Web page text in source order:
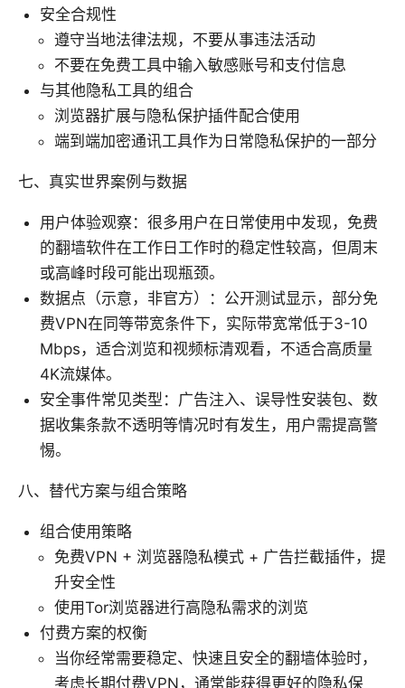
安全合规性
遵守当地法律法规，不要从事违法活动
不要在免费工具中输入敏感账号和支付信息
与其他隐私工具的组合
浏览器扩展与隐私保护插件配合使用
端到端加密通讯工具作为日常隐私保护的一部分
七、真实世界案例与数据
用户体验观察：很多用户在日常使用中发现，免费
的翻墙软件在工作日工作时的稳定性较高，但周末
或高峰时段可能出现瓶颈。
数据点（示意，非官方）：公开测试显示，部分免
费VPN在同等带宽条件下，实际带宽常低于3-10
Mbps，适合浏览和视频标清观看，不适合高质量
4K流媒体。
安全事件常见类型：广告注入、误导性安装包、数
据收集条款不透明等情况时有发生，用户需提高警
惕。
八、替代方案与组合策略
组合使用策略
免费VPN + 浏览器隐私模式 + 广告拦截插件，提
升安全性
使用Tor浏览器进行高隐私需求的浏览
付费方案的权衡
当你经常需要稳定、快速且安全的翻墙体验时，
考虑长期付费VPN，通常能获得更好的隐私保